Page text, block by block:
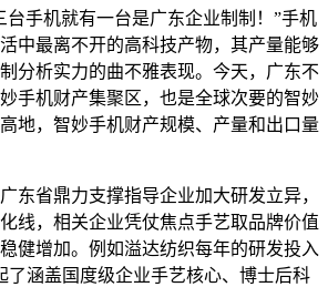
手机就有一台是广东企业制制！”手机
中最离不开的高科技产物，其产量能够
分析实力的曲不雅表现。今天，广东不
手机财产集聚区，也是全球次要的智妙
地，智妙手机财产规模、产量和出口量
省鼎力支撑指导企业加大研发立异，
线，相关企业凭仗焦点手艺取品牌价值
健增加。例如溢达纺织每年的研发投入
了涵盖国度级企业手艺核心、博士后科